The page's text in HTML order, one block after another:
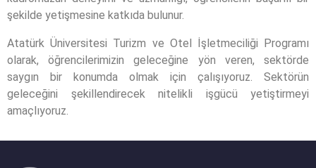
şekilde yetişmesine katkıda bulunur.
Atatürk Üniversitesi Turizm ve Otel İşletmeciliği Programı
olarak, öğrencilerimizin geleceğine yön veren, sektörde
saygın bir konumda olmak için çalışıyoruz. Sektörün
geleceğini şekillendirecek nitelikli işgücü yetiştirmeyi
amaçlıyoruz.